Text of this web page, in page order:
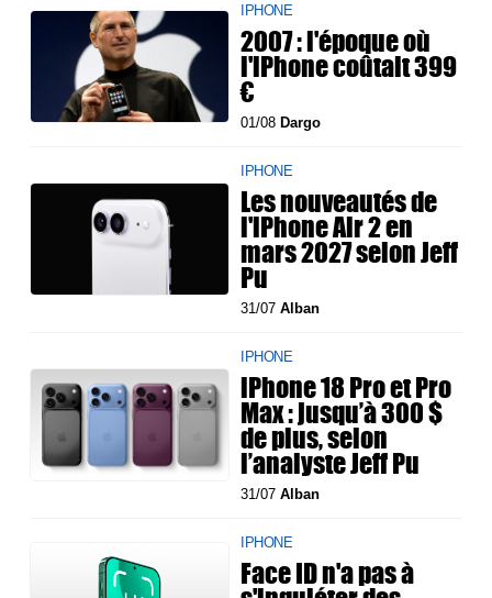
IPHONE
2007 : l'époque où
l'iPhone coûtait 399
€
01/08Dargo
IPHONE
Les nouveautés de
l'iPhone Air 2 en
mars 2027 selon Jeff
Pu
31/07Alban
IPHONE
iPhone 18 Pro et Pro
Max : jusqu’à 300 $
de plus, selon
l’analyste Jeff Pu
31/07Alban
IPHONE
Face ID n'a pas à